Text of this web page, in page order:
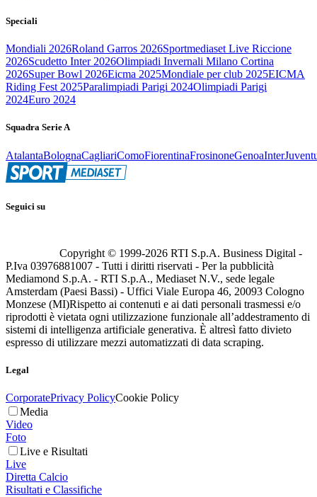
Speciali
Mondiali 2026Roland Garros 2026Sportmediaset Live Riccione
2026Scudetto Inter 2026Olimpiadi Invernali Milano Cortina
2026Super Bowl 2026Eicma 2025Mondiale per club 2025EICMA
Riding Fest 2025Paralimpiadi Parigi 2024Olimpiadi Parigi
2024Euro 2024
Squadra Serie A
AtalantaBolognaCagliariComoFiorentinaFrosinoneGenoaInter
Seguici su
Copyright © 1999-2026 RTI S.p.A. Business Digital -
P.Iva 03976881007 - Tutti i diritti riservati - Per la pubblicità
Mediamond S.p.A. - RTI S.p.A., Mediaset N.V., sede legale
Amsterdam (Paesi Bassi) - Uffici Viale Europa 46, 20093 Cologno
Monzese (MI)Rispetto ai contenuti e ai dati personali trasmessi e/o
riprodotti è vietata ogni utilizzazione funzionale all’addestramento di
sistemi di intelligenza artificiale generativa. È altresì fatto divieto
espresso di utilizzare mezzi automatizzati di data scraping.
Legal
CorporatePrivacy PolicyCookie Policy
Media
Video
Foto
Live e Risultati
Live
Diretta Calcio
Risultati e Classifiche